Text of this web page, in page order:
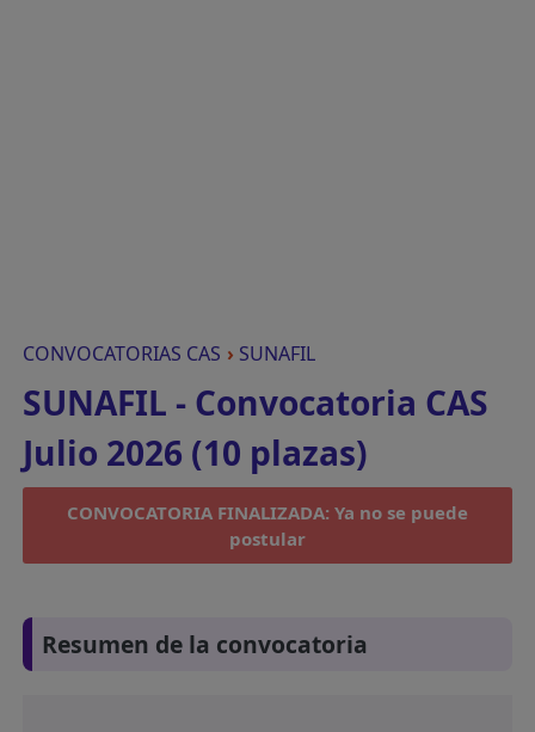
CONVOCATORIAS CAS › SUNAFIL
SUNAFIL - Convocatoria CAS
Julio 2026 (10 plazas)
CONVOCATORIA FINALIZADA: Ya no se puede
postular
Resumen de la convocatoria